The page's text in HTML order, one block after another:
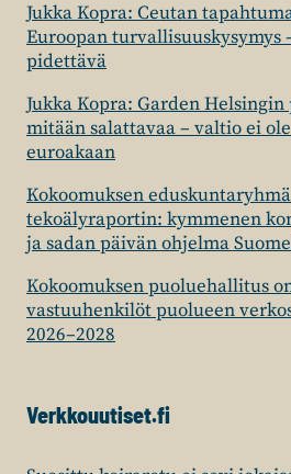
Jukka Kopra: Ceutan
Euroopan turvallisuuskysymys
pidettävä
Jukka Kopra: Garden Helsingin
mitään salattavaa – valtio ei
euroakaan
Kokoomuksen
tekoälyraportin: kymmenen
ja sadan päivän ohjelma
Kokoomuksen puoluehallitus
vastuuhenkilöt puolueen
2026–2028
Verkkouutiset.fi